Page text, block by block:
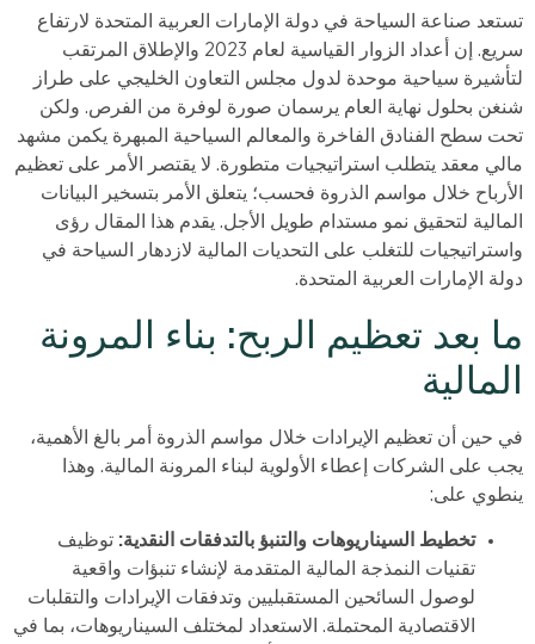
تستعد صناعة السياحة في دولة الإمارات العربية المتحدة لارتفاع
سريع. إن أعداد الزوار القياسية لعام 2023 والإطلاق المرتقب
لتأشيرة سياحية موحدة لدول مجلس التعاون الخليجي على طراز
شنغن بحلول نهاية العام يرسمان صورة لوفرة من الفرص. ولكن
تحت سطح الفنادق الفاخرة والمعالم السياحية المبهرة يكمن مشهد
مالي معقد يتطلب استراتيجيات متطورة. لا يقتصر الأمر على تعظيم
الأرباح خلال مواسم الذروة فحسب؛ يتعلق الأمر بتسخير البيانات
المالية لتحقيق نمو مستدام طويل الأجل. يقدم هذا المقال رؤى
واستراتيجيات للتغلب على التحديات المالية لازدهار السياحة في
دولة الإمارات العربية المتحدة.
ما بعد تعظيم الربح: بناء المرونة
المالية
في حين أن تعظيم الإيرادات خلال مواسم الذروة أمر بالغ الأهمية،
يجب على الشركات إعطاء الأولوية لبناء المرونة المالية. وهذا
ينطوي على:
تخطيط السيناريوهات والتنبؤ بالتدفقات النقدية: توظيف
تقنيات النمذجة المالية المتقدمة لإنشاء تنبؤات واقعية
لوصول السائحين المستقبليين وتدفقات الإيرادات والتقلبات
الاقتصادية المحتملة. الاستعداد لمختلف السيناريوهات، بما في